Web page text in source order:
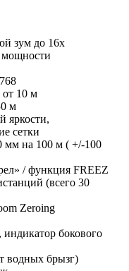
зум до 16x
мощности
от 10 м
м
яркости,
сетки
мм на 100 м ( +/-100
/ функция FREEZ
(всего 30
Zeroing
бокового
водных брызг)